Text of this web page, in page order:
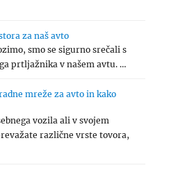
za naš avto
smo se sigurno srečali s
prtljažnika v našem avtu. …
mreže za avto in kako
vozila ali v svojem
različne vrste tovora,